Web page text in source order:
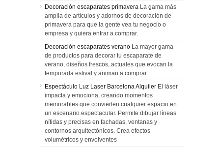
Decoración escaparates primavera La gama más
amplia de artículos y adornos de decoración de
primavera para que la gente vea tu negocio o
empresa y quiera entrar a comprar.
Decoración escaparates verano La mayor gama
de productos para decorar tu escaparate de
verano, diseños frescos, actuales que evocan la
temporada estival y animan a comprar.
Espectáculo Luz Laser Barcelona Alquiler El láser
impacta y emociona, creando momentos
memorables que convierten cualquier espacio en
un escenario espectacular. Permite dibujar líneas
nítidas y precisas en fachadas, ventanas y
contornos arquitectónicos. Crea efectos
volumétricos y envolventes